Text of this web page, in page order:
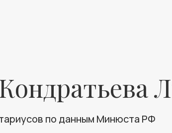
по данным Минюста РФ